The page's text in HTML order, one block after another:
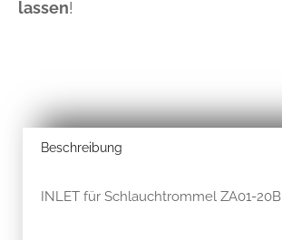
lassen!
Beschreibung
INLET für Schlauchtrommel ZA01-20B